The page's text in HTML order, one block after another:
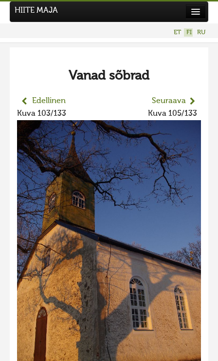
Hiite kuvavõistlus 2026
Hiisien kuvakilpailu 2025
2025 kuvakilpailu lisä
Liikuvad kuvad 2025
Hiisien kuvakilpailu 2024
2024 kuvakilpailu lisä
Liikkuvat kuvat 2024
Hiisien kuvakilpailu 2023
2023 kuvakilpailu lisä
Liikkuvat kuvat 2023
Hiite kuvavõistlus 2022
Hiite kuvavõistlus 2022 lisa
Liikkuvat kuvat 2022
Hiite kuvavõistlus 2021
Liikkuvat kuvat 2021
Hiite kuvavõistlus 2020
HIITE MAJA
ET FI RU
Vanad sõbrad
Edellinen
Kuva 103/133
Seuraava
Kuva 105/133